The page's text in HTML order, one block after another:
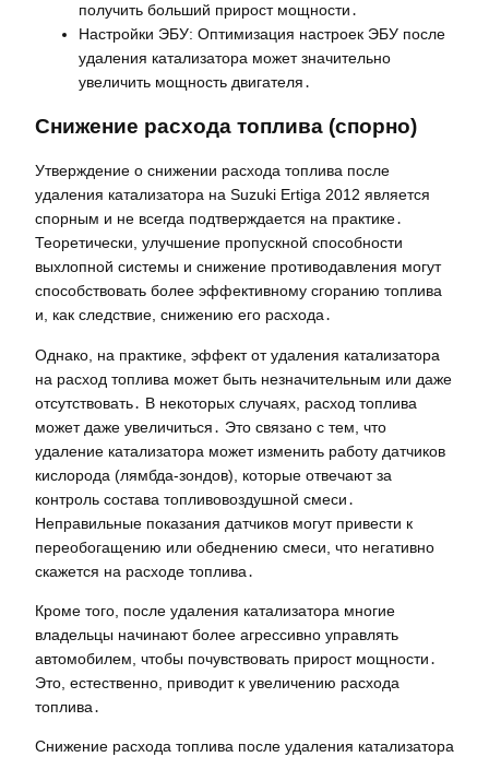
получить больший прирост мощности․
Настройки ЭБУ: Оптимизация настроек ЭБУ после
удаления катализатора может значительно
увеличить мощность двигателя․
Снижение расхода топлива (спорно)
Утверждение о снижении расхода топлива после
удаления катализатора на Suzuki Ertiga 2012 является
спорным и не всегда подтверждается на практике․
Теоретически, улучшение пропускной способности
выхлопной системы и снижение противодавления могут
способствовать более эффективному сгоранию топлива
и, как следствие, снижению его расхода․
Однако, на практике, эффект от удаления катализатора
на расход топлива может быть незначительным или даже
отсутствовать․ В некоторых случаях, расход топлива
может даже увеличиться․ Это связано с тем, что
удаление катализатора может изменить работу датчиков
кислорода (лямбда-зондов), которые отвечают за
контроль состава топливовоздушной смеси․
Неправильные показания датчиков могут привести к
переобогащению или обеднению смеси, что негативно
скажется на расходе топлива․
Кроме того, после удаления катализатора многие
владельцы начинают более агрессивно управлять
автомобилем, чтобы почувствовать прирост мощности․
Это, естественно, приводит к увеличению расхода
топлива․
Снижение расхода топлива после удаления катализатора